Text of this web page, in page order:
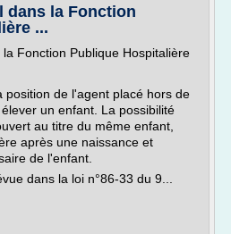
dans la Fonction
...
Fonction Publique Hospitalière
position de l'agent placé hors de
un enfant. La possibilité
au titre du même enfant,
après une naissance et
de l'enfant.
dans la loi n°86-33 du 9...